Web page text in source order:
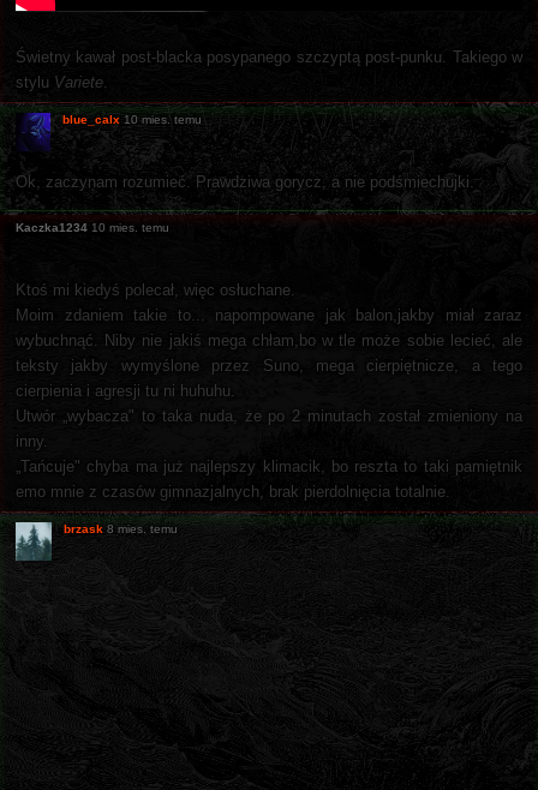
Świetny kawał post-blacka posypanego szczyptą post-punku. Takiego w
stylu Variete
blue_calx 10 mies. temu
Ok, zaczynam rozumieć. Prawdziwa gorycz, a nie podśmiechujki.
Kaczka1234 10 mies. temu
Ktoś mi kiedyś polecał, więc osłuchane.
Moim zdaniem takie to... napompowane jak balon,jakby miał zaraz
wybuchnąć. Niby nie jakiś mega chłam,bo w tle może sobie lecieć, ale
teksty jakby wymyślone przez Suno, mega cierpiętnicze, a tego
cierpienia i agresji tu ni huhuhu.
Utwór „wybacza" to taka nuda, że po 2 minutach został zmieniony na
inny.
„Tańcuje" chyba ma już najlepszy klimacik, bo reszta to taki pamiętnik
emo mnie z czasów gimnazjalnych, brak pierdolnięcia totalnie.
brzask 8 mies. temu